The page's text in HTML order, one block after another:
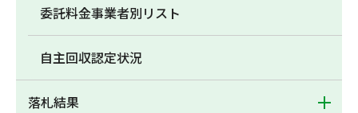
委託料金事業者別リスト
自主回収認定状況
落札結果